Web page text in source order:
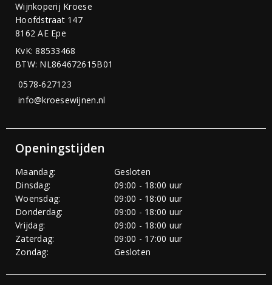
Wijnkoperij Kroese
Hoofdstraat 147
8162 AE Epe
KvK: 88533468
BTW: NL864672615B01
0578-627123
info@kroesewijnen.nl
Openingstijden
Maandag:
Gesloten
Dinsdag:
09:00 - 18:00 uur
Woensdag:
09:00 - 18:00 uur
Donderdag:
09:00 - 18:00 uur
Vrijdag:
09:00 - 18:00 uur
Zaterdag:
09:00 - 17:00 uur
Zondag:
Gesloten